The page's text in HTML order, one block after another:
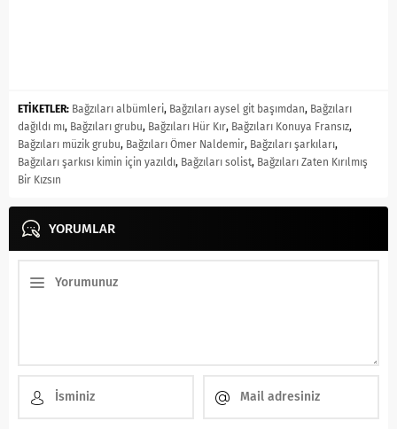
ETİKETLER: Bağzıları albümleri, Bağzıları aysel git başımdan, Bağzıları
dağıldı mı, Bağzıları grubu, Bağzıları Hür Kır, Bağzıları Konuya Fransız,
Bağzıları müzik grubu, Bağzıları Ömer Naldemir, Bağzıları şarkıları,
Bağzıları şarkısı kimin için yazıldı, Bağzıları solist, Bağzıları Zaten Kırılmış
Bir Kızsın
YORUMLAR